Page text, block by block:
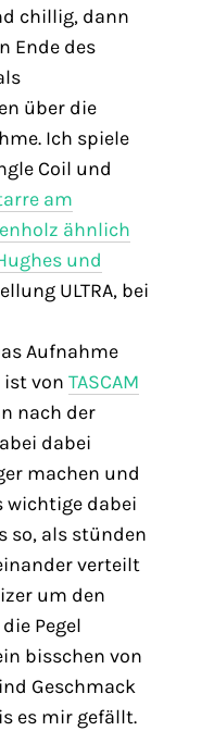
chillig, dann
Ende des
über die
Ich spiele
Coil und
am
ähnlich
und
ULTRA, bei
Aufnahme
von TASCAM
nach der
dabei
machen und
wichtige dabei
so, als stünden
verteilt
um den
Pegel
bisschen von
Geschmack
es mir gefällt.